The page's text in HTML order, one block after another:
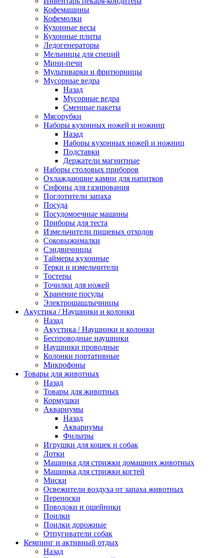
Кофемашины
Кофемолки
Кухонные весы
Кухонные плиты
Ледогенераторы
Мельницы для специй
Мини-печи
Мультиварки и фритюрницы
Мусорные ведра
Назад
Мусорные ведра
Сменные пакеты
Мясорубки
Наборы кухонных ножей и ножниц
Назад
Наборы кухонных ножей и ножниц
Подставки
Держатели магнитные
Наборы столовых приборов
Охлаждающие камни для напитков
Сифоны для газирования
Поглотители запаха
Посуда
Посудомоечные машины
Приборы для теста
Измельчители пищевых отходов
Cоковыжималки
Сэндвичницы
Таймеры кухонные
Терки и измельчители
Тостеры
Точилки для ножей
Хранение посуды
Электрошашлычницы
Акустика / Наушники и колонки
Назад
Акустика / Наушники и колонки
Беспроводные наушники
Наушники проводные
Колонки портативные
Микрофоны
Товары для животных
Назад
Товары для животных
Кормушки
Аквариумы
Назад
Аквариумы
Фильтры
Игрушки для кошек и собак
Лотки
Машинка для стрижки домашних животных
Машинка для стрижки когтей
Миски
Освежители воздуха от запаха животных
Переноски
Поводоки и ошейники
Поилки
Поилки дорожные
Отпугиватели собак
Кемпинг и активный отдых
Назад